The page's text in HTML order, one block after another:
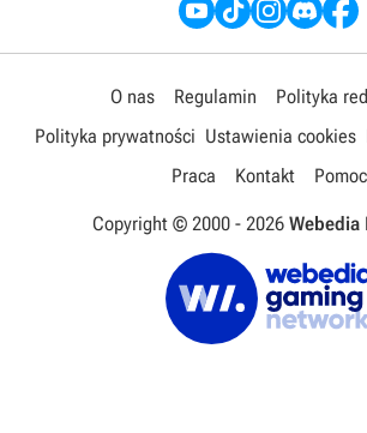
O nas Regulamin
Polityka
Polityka prywatności Ustawienia cookies
Praca
Kontakt Pomoc
Copyright © 2000 - 2026 Webedia